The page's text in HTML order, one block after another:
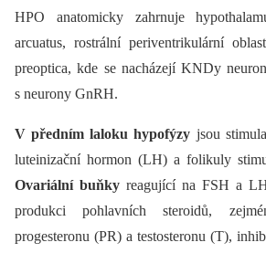
HPO anatomicky zahrnuje
arcuatus, rostrální periventrikulární
preoptica, kde se nacházejí KNDy
s neurony GnRH.
V předním laloku hypofýzy jsou
luteinizační hormon (LH) a folikuly
Ovariální buňky reagující na FSH a
produkci pohlavních steroidů,
progesteronu (PR) a testosteronu (T),